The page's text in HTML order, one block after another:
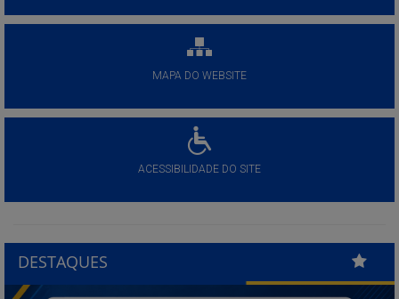
MAPA DO WEBSITE
ACESSIBILIDADE DO SITE
DESTAQUES